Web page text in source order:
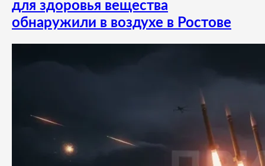
для здоровья вещества
обнаружили в воздухе в Ростове